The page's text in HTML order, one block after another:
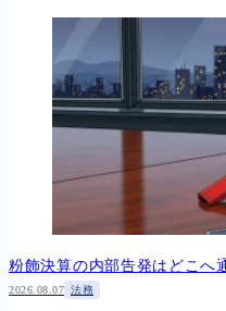
粉飾決算の内部告発はどこへ
2026.08.07 法務